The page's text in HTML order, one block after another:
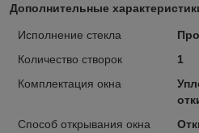
Дополнительные
Исполнение стекла
Количество створок
1
Комплектация окна
Способ открывания окна